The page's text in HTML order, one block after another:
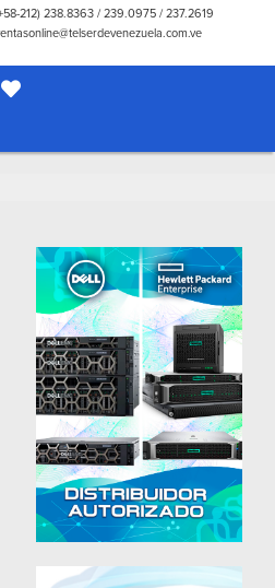
212) 238.8363 /239.0975 /237.2619